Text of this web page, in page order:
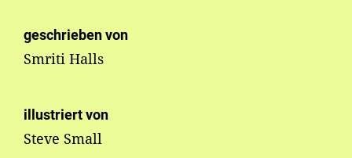
geschrieben von
Smriti Halls
illustriert von
Steve Small